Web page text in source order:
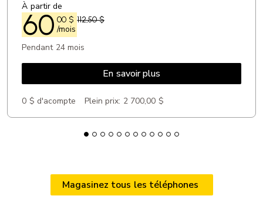
À partir de
60 00 $
/mois
112,50 $
Pendant 24 mois
En savoir plus
0 $ d'acompte Plein prix: 2 700,00 $
Magasinez tous les téléphones